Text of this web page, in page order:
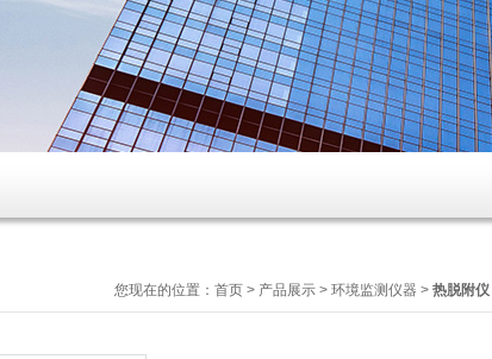
您现在的位置： 首页 > 产品展示 > 环境监测仪器 > 热脱附仪